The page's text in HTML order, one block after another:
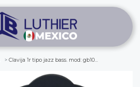
Clavija 1r tipo jazz bass. mod: gb10. color black